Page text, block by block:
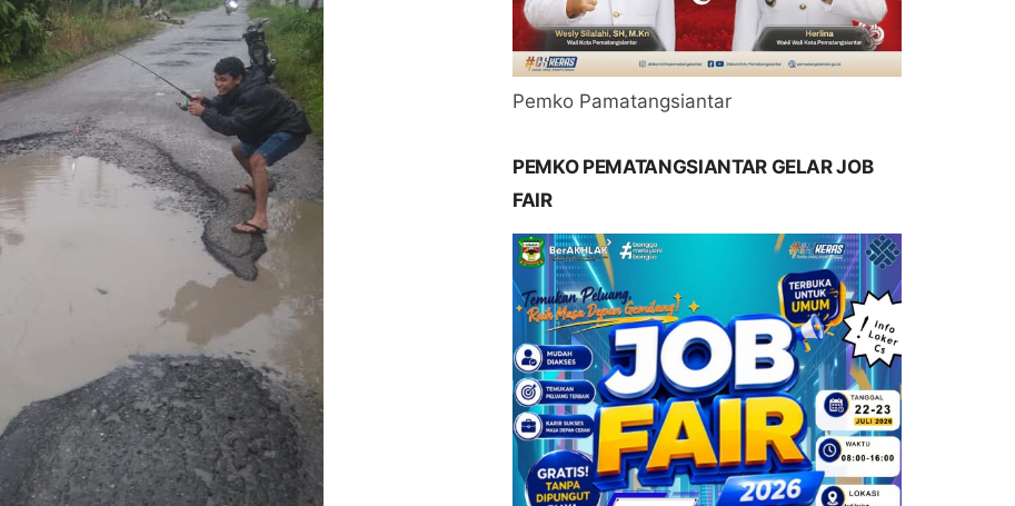
Pemko Pamatangsiantar
PEMKO PEMATANGSIANTAR GELAR JOB
FAIR